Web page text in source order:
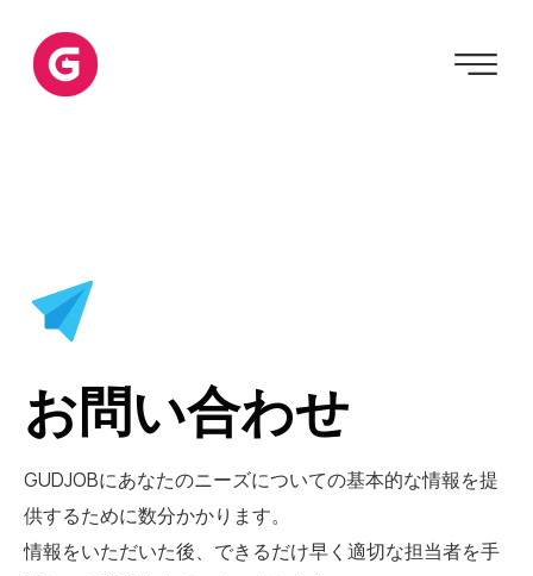
お問い合わせ
GUDJOBにあなたのニーズについての基本的な情報を提
供するために数分かかります。
情報をいただいた後、できるだけ早く適切な担当者を手